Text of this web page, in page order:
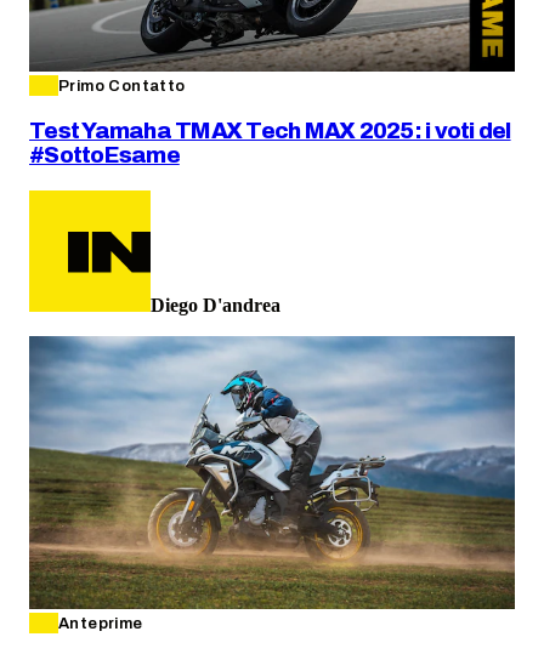
Primo Contatto
Test Yamaha TMAX Tech MAX 2025: i voti del
#SottoEsame
Diego D'andrea
Anteprime